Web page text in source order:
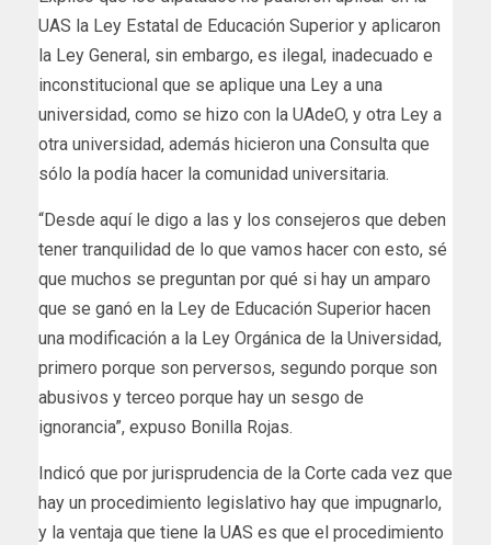
UAS la Ley Estatal de Educación Superior y aplicaron
la Ley General, sin embargo, es ilegal, inadecuado e
inconstitucional que se aplique una Ley a una
universidad, como se hizo con la UAdeO, y otra Ley a
otra universidad, además hicieron una Consulta que
sólo la podía hacer la comunidad universitaria.
“Desde aquí le digo a las y los consejeros que deben
tener tranquilidad de lo que vamos hacer con esto, sé
que muchos se preguntan por qué si hay un amparo
que se ganó en la Ley de Educación Superior hacen
una modificación a la Ley Orgánica de la Universidad,
primero porque son perversos, segundo porque son
abusivos y terceo porque hay un sesgo de
ignorancia”, expuso Bonilla Rojas.
Indicó que por jurisprudencia de la Corte cada vez que
hay un procedimiento legislativo hay que impugnarlo,
y la ventaja que tiene la UAS es que el procedimiento